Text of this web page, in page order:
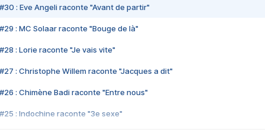
#30 : Eve Angeli raconte "Avant de partir"
#29 : MC Solaar raconte "Bouge de là"
#28 : Lorie raconte "Je vais vite"
#27 : Christophe Willem raconte "Jacques a dit"
#26 : Chimène Badi raconte "Entre nous"
#25 : Indochine raconte "3e sexe"